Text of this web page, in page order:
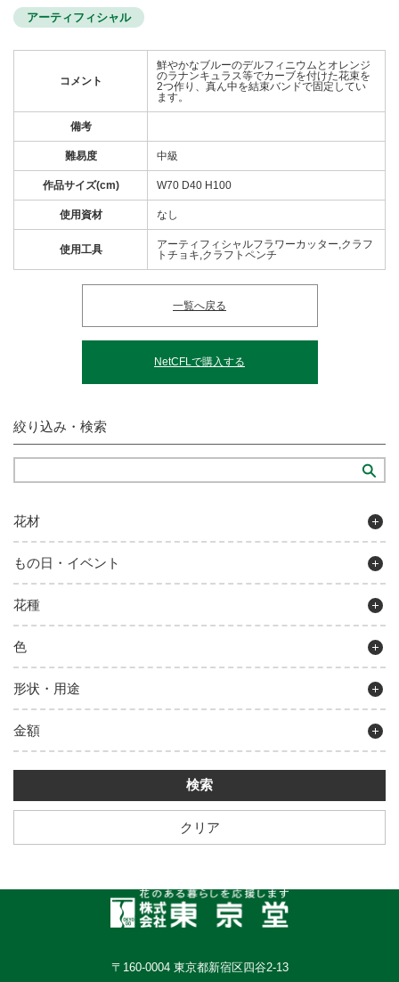
アーティフィシャル
コメント
鮮やかなブルーのデルフィニウムとオレンジ
のラナンキュラス等でカーブを付けた花束を
2つ作り、真ん中を結束バンドで固定してい
ます。
備考
難易度 中級
作品サイズ(cm) W70 D40 H100
使用資材 なし
使用工具
アーティフィシャルフラワーカッター,クラフ
トチョキ,クラフトペンチ
一覧へ戻る
NetCFLで購入する
絞り込み・検索
花材
もの日・イベント
花種
色
形状・用途
金額
クリア
〒160-0004 東京都新宿区四谷2-13